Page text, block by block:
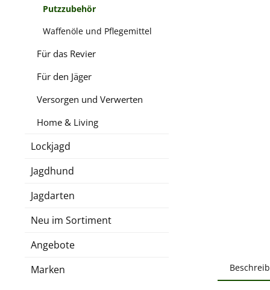
Putzzubehör
Waffenöle und Pflegemittel
Für das Revier
Für den Jäger
Versorgen und Verwerten
Home & Living
Lockjagd
Jagdhund
Jagdarten
Neu im Sortiment
Angebote
Marken